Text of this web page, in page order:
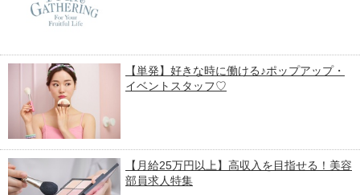
【単発】好きな時に働ける♪ポップアップ・
イベントスタッフ♡
【月給25万円以上】高収入を目指せる！美容
部員求人特集